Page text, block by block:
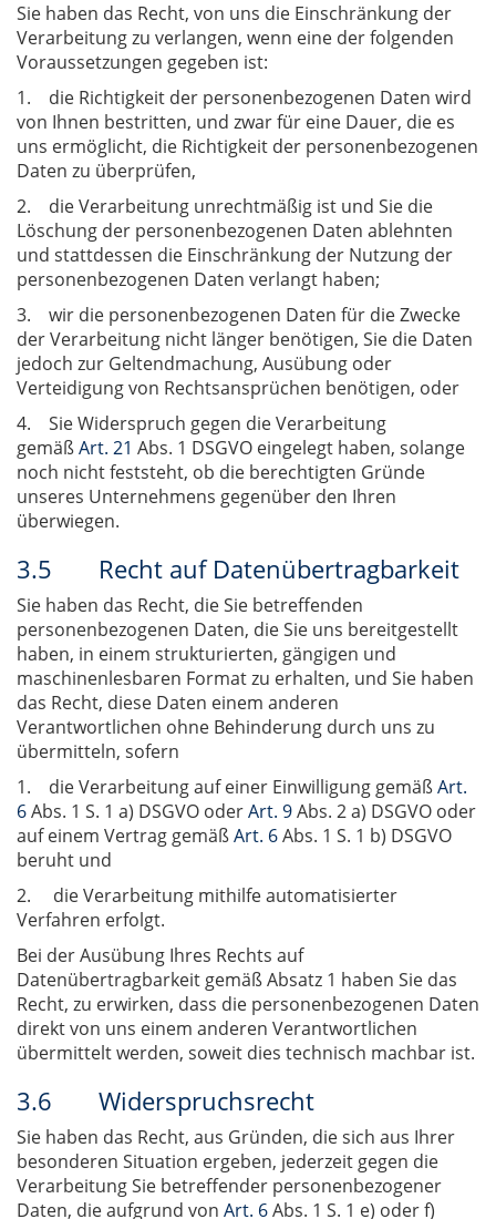
Sie haben das Recht, von uns die Einschränkung der
Verarbeitung zu verlangen, wenn eine der folgenden
Voraussetzungen gegeben ist:
1. die Richtigkeit der personenbezogenen Daten wird
von Ihnen bestritten, und zwar für eine Dauer, die es
uns ermöglicht, die Richtigkeit der personenbezogenen
Daten zu überprüfen,
2. die Verarbeitung unrechtmäßig ist und Sie die
Löschung der personenbezogenen Daten ablehnten
und stattdessen die Einschränkung der Nutzung der
personenbezogenen Daten verlangt haben;
3. wir die personenbezogenen Daten für die Zwecke
der Verarbeitung nicht länger benötigen, Sie die Daten
jedoch zur Geltendmachung, Ausübung oder
Verteidigung von Rechtsansprüchen benötigen, oder
4. Sie Widerspruch gegen die Verarbeitung
gemäßArt. 21 Abs. 1 DSGVO eingelegt haben, solange
noch nicht feststeht, ob die berechtigten Gründe
unseres Unternehmens gegenüber den Ihren
überwiegen.
3.5 Recht auf Datenübertragbarkeit
Sie haben das Recht, die Sie betreffenden
personenbezogenen Daten, die Sie uns bereitgestellt
haben, in einem strukturierten, gängigen und
maschinenlesbaren Format zu erhalten, und Sie haben
das Recht, diese Daten einem anderen
Verantwortlichen ohne Behinderung durch uns zu
übermitteln, sofern
1. die Verarbeitung auf einer Einwilligung gemäßArt.
6Abs. 1 S. 1 a) DSGVO oderArt. 9Abs. 2 a) DSGVO oder
auf einem Vertrag gemäßArt. 6Abs. 1 S. 1 b) DSGVO
beruht und
2. die Verarbeitung mithilfe automatisierter
Verfahren erfolgt.
Bei der Ausübung Ihres Rechts auf
Datenübertragbarkeit gemäß Absatz 1 haben Sie das
Recht, zu erwirken, dass die personenbezogenen Daten
direkt von uns einem anderen Verantwortlichen
übermittelt werden, soweit dies technisch machbar ist.
3.6 Widerspruchsrecht
Sie haben das Recht, aus Gründen, die sich aus Ihrer
besonderen Situation ergeben, jederzeit gegen die
Verarbeitung Sie betreffender personenbezogener
Daten, die aufgrund von Art. 6Abs. 1 S. 1 e) oder f)